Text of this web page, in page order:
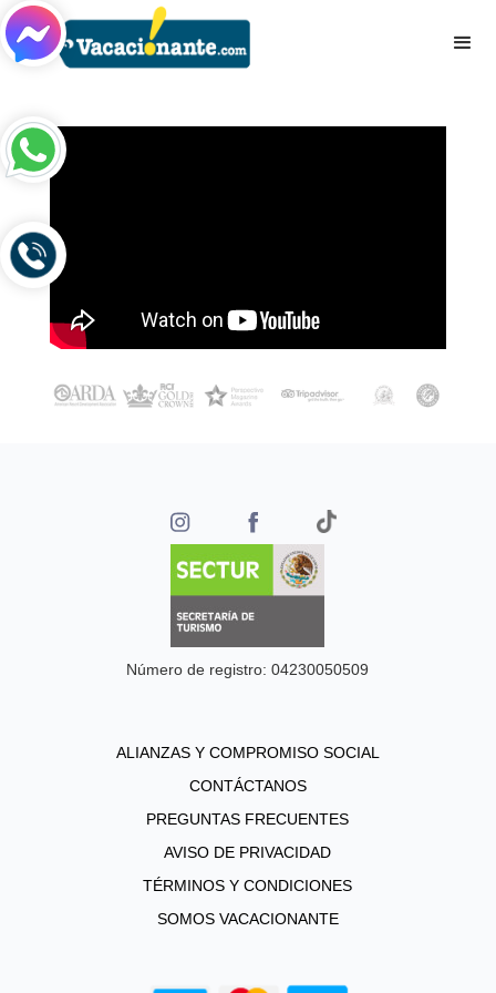
Número de registro: 04230050509
ALIANZAS Y COMPROMISO SOCIAL
CONTÁCTANOS
PREGUNTAS FRECUENTES
AVISO DE PRIVACIDAD
TÉRMINOS Y CONDICIONES
SOMOS VACACIONANTE